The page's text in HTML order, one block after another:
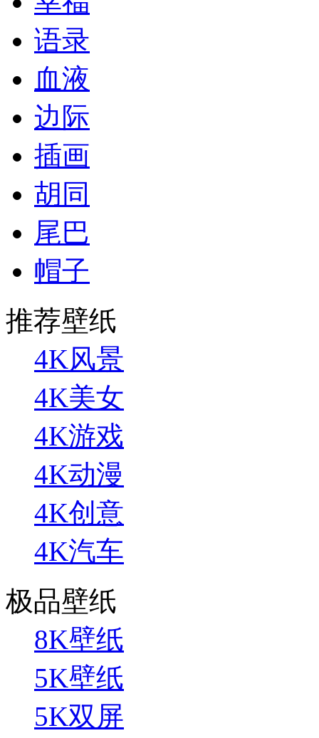
语录
血液
边际
插画
胡同
尾巴
帽子
推荐壁纸
4K风景
4K美女
4K游戏
4K动漫
4K创意
4K汽车
极品壁纸
8K壁纸
5K壁纸
5K双屏